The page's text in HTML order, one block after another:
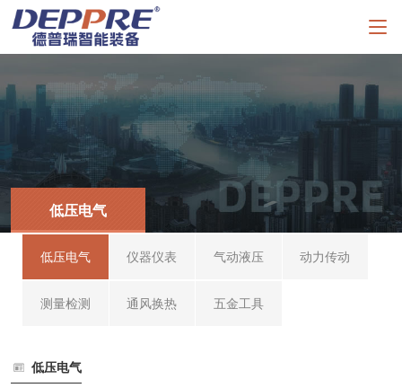
低压电气
低压电气 仪器仪表 气动液压 动力传动
测量检测 通风换热 五金工具
低压电气